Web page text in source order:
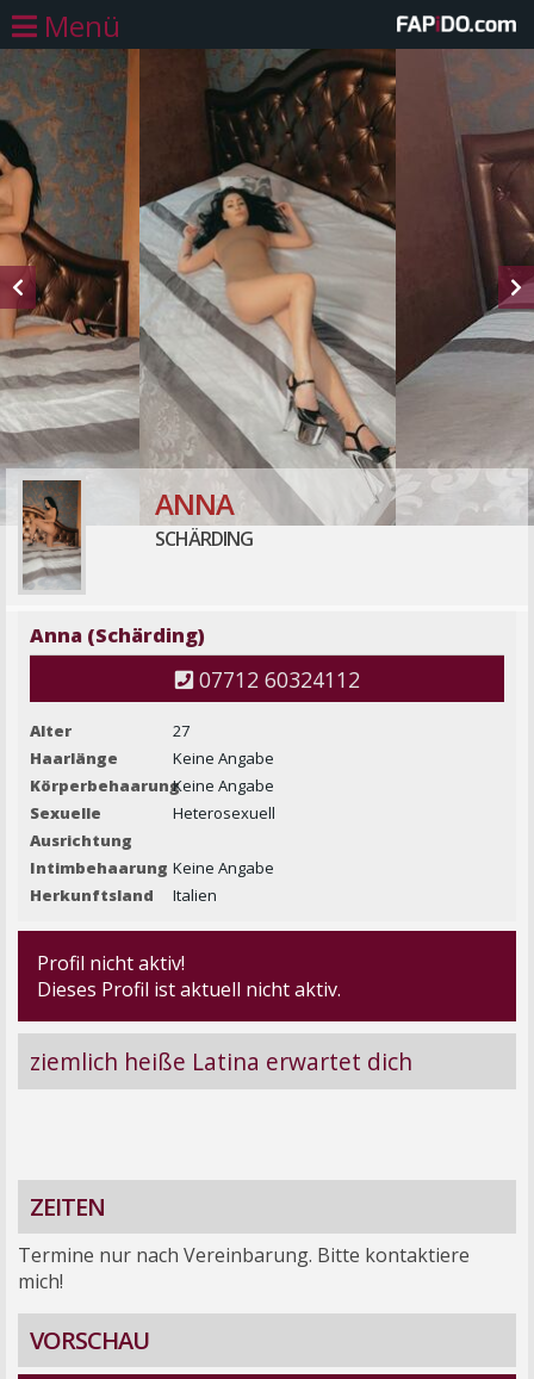
Menü
ANNA
SCHÄRDING
Anna (Schärding)
07712 60324112
Alter
27
Haarlänge
Keine Angabe
KörperbehaarungKeine Angabe
Sexuelle
Ausrichtung
Heterosexuell
Intimbehaarung Keine Angabe
Herkunftsland
Italien
Profil nicht aktiv!
Dieses Profil ist aktuell nicht aktiv.
ziemlich heiße Latina erwartet dich
ZEITEN
Termine nur nach Vereinbarung. Bitte kontaktiere
mich!
VORSCHAU